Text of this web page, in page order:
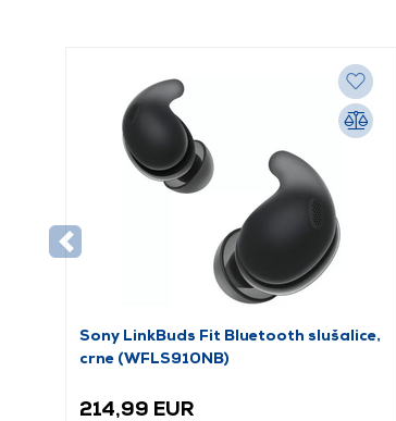
Sony LinkBuds Fit Bluetooth slušalice,
crne (WFLS910NB)
214,99 EUR